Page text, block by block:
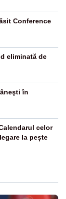
Conference
eliminată de
în
celor
la pește